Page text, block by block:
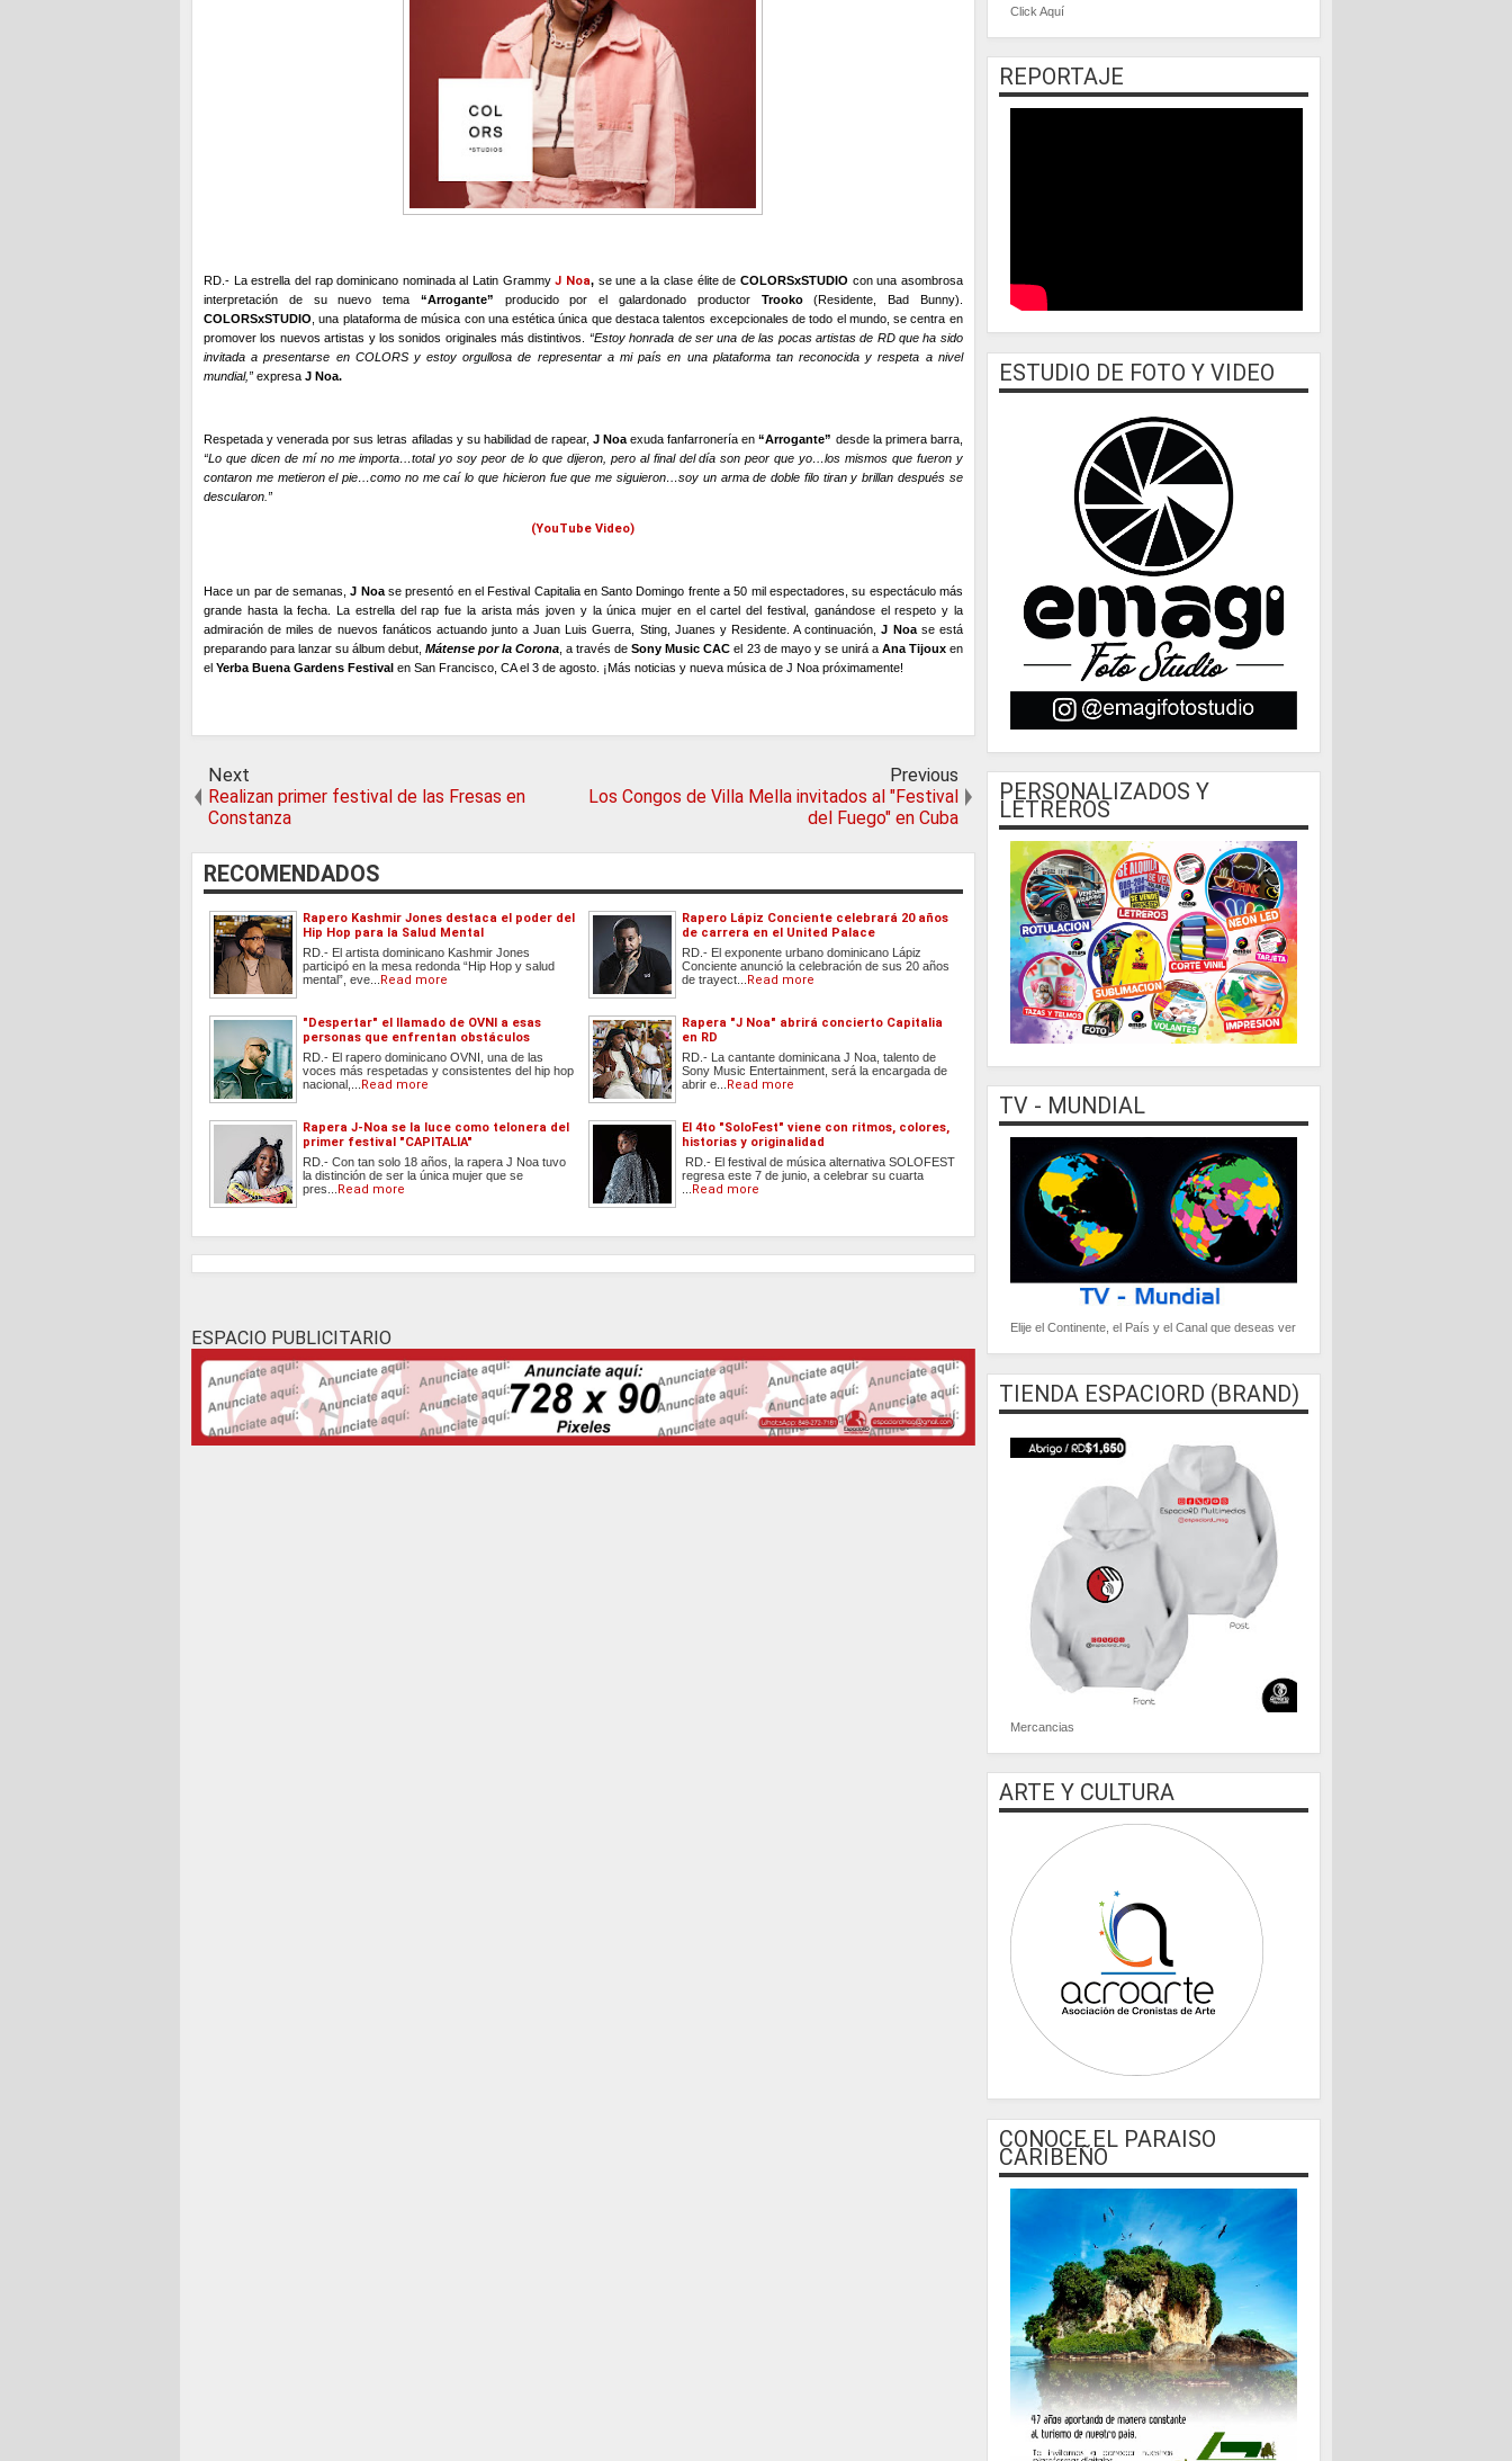
RD.- La estrella del rap dominicano nominada al Latin Grammy J Noa,se une a la clase élite de COLORSxSTUDIO con una asombrosa
interpretación de su nuevo tema “Arrogante” producido por el galardonado productor Trooko(Residente, Bad Bunny).
COLORSxSTUDIO , una plataforma de música con una estética única que destaca talentos excepcionales de todo el mundo, se centra en
promover los nuevos artistas y los sonidos originales más distintivos. “Estoy honrada de ser una de las pocas artistas de RD que ha sido
invitada a presentarse en COLORS y estoy orgullosa de representar a mi país en una plataforma tan reconocida y respeta a nivel
mundial,” expresa J Noa.
Respetada y venerada por sus letras afiladas y su habilidad de rapear,J Noa exuda fanfarronería en“Arrogante” desde la primera barra,
“Lo que dicen de mí no me importa…total yo soy peor de lo que dijeron, pero al final del día son peor que yo…los mismos que fueron y
contaron me metieron el pie…como no me caí lo que hicieron fue que me siguieron…soy un arma de doble filo tiran y brillan después se
descularon.”
(YouTube Video)
Hace un par de semanas,J Noase presentó en el Festival Capitalia en Santo Domingo frente a 50 mil espectadores, su espectáculo más
grande hasta la fecha. La estrella del rap fue la arista más joven y la única mujer en el cartel del festival, ganándose el respeto y la
admiración de miles de nuevos fanáticos actuando junto a Juan Luis Guerra, Sting, Juanes y Residente. A continuación,J Noase está
preparando para lanzar su álbum debut,Mátense por la Corona , a través deSony Music CAC el 23 de mayo y se unirá a Ana Tijouxen
el Yerba Buena Gardens Festival en San Francisco, CA el 3 de agosto. ¡Más noticias y nueva música de J Noa próximamente!
Next
Realizan primer festival de las Fresas en
Constanza
Previous
Los Congos de Villa Mella invitados al "Festival
del Fuego" en Cuba
RECOMENDADOS
Rapero Kashmir Jones destaca el poder del
Hip Hop para la Salud Mental
RD.- El artista dominicano Kashmir Jones
participó en la mesa redonda “Hip Hop y salud
mental”, eve...
Read more
Rapero Lápiz Conciente celebrará 20 años
de carrera en el United Palace
RD.- El exponente urbano dominicano Lápiz
Conciente anunció la celebración de sus 20 años
de trayect...
Read more
"Despertar" el llamado de OVNI a esas
personas que enfrentan obstáculos
RD.- El rapero dominicano OVNI, una de las
voces más respetadas y consistentes del hip hop
nacional,...
Read more
Rapera "J Noa" abrirá concierto Capitalia
en RD
RD.- La cantante dominicana J Noa, talento de
Sony Music Entertainment, será la encargada de
abrir e...
Read more
Rapera J-Noa se la luce como telonera del
primer festival "CAPITALIA"
RD.- Con tan solo 18 años, la rapera J Noa tuvo
la distinción de ser la única mujer que se
pres...
Read more
El 4to "SoloFest" viene con ritmos, colores,
historias y originalidad
RD.- El festival de música alternativa SOLOFEST
regresa este 7 de junio, a celebrar su cuarta
Read more
ESPACIO PUBLICITARIO
Click Aquí
REPORTAJE
ESTUDIO DE FOTO Y VIDEO
PERSONALIZADOS Y
LETREROS
TV - MUNDIAL
Elije el Continente, el País y el Canal que deseas ver
TIENDA ESPACIORD (BRAND)
Mercancias
ARTE Y CULTURA
CONOCE EL PARAISO
CARIBEÑO